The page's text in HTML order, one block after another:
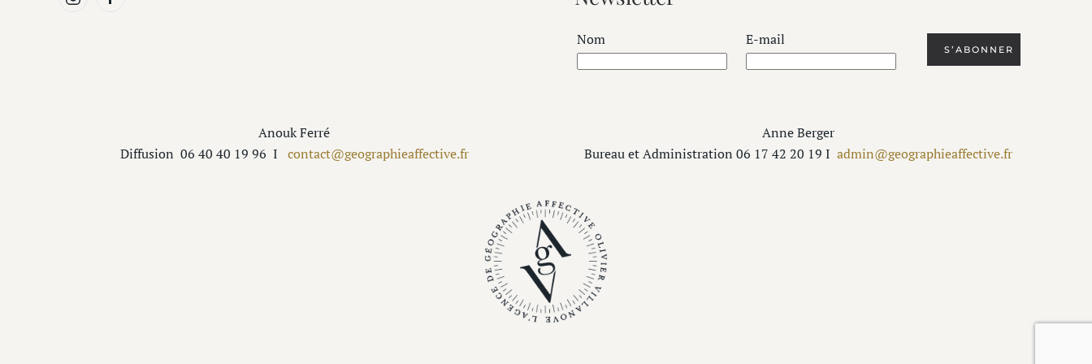
Nom E-mail
Anouk Ferré
Diffusion 06 40 40 19 96 I contact@geographieaffective.fr
Anne Berger
Bureau et Administration 06 17 42 20 19 I admin@geographieaffective.fr